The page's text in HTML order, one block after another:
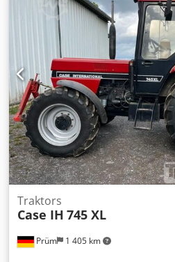
Prüm 1 405 km
Traktors
Case IH 745 XL